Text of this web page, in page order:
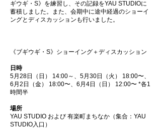
ギウギ・S》を練習し、その記録をYAU STUDIOに
蓄積しました。また、会期中に途中経過のショーイ
ングとディスカッションも行いました。
《ブギウギ・S》ショーイング＋ディスカッション
日時
5月28日（日） 14:00～、5月30日（火） 18:00〜、
6月2日（金） 18:00〜、6月4日（日） 12:00〜 *各1
時間半
場所
YAU STUDIO および 有楽町まちなか（集合：YAU
STUDIO入口）